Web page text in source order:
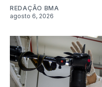
REDAÇÃO BMA
agosto 6, 2026